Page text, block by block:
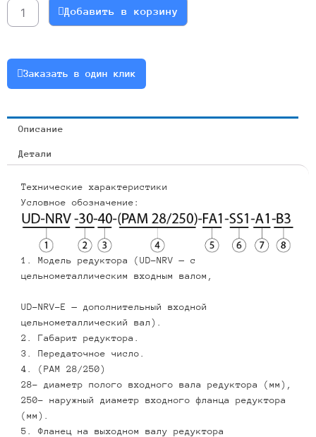
NMRV090-
10
090-
10-
b14-
Добавить в корзину
Заказать в один клик
Описание
Детали
Технические характеристики
Условное обозначение:
1. Модель редуктора (UD-NRV — с
цельнометаллическим входным валом,
UD-NRV-E — дополнительный входной
цельнометаллический вал).
2. Габарит редуктора.
3. Передаточное число.
4. (PAM 28/250)
28- диаметр полого входного вала редуктора (мм),
250- наружный диаметр входного фланца редуктора
(мм).
5. Фланец на выходном валу редуктора